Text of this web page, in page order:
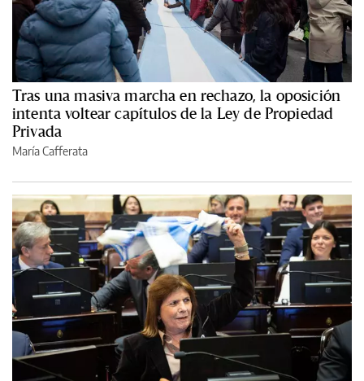
Tras una masiva marcha en rechazo, la oposición
intenta voltear capítulos de la Ley de Propiedad
Privada
María Cafferata